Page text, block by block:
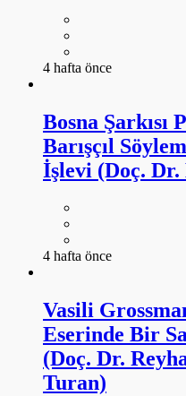
4 hafta önce
Bosna Şarkısı
Barışçıl
İşlevi (Doç. Dr.
4 hafta önce
Vasili
Eserinde Bir
(Doç. Dr.
Turan)